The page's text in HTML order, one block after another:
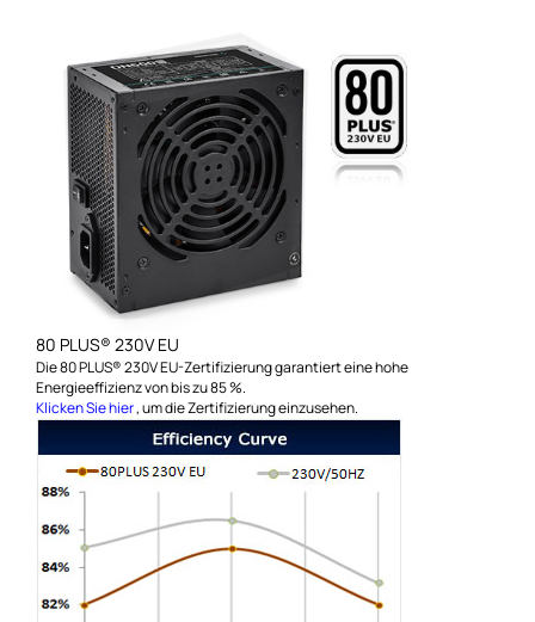
80 PLUS® 230V EU
Die 80 PLUS® 230V EU-Zertifizierung garantiert eine hohe
Energieeffizienz von bis zu 85 %.
Klicken Sie hier, um die Zertifizierung einzusehen.